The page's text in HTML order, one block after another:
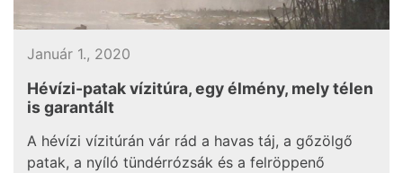
Január 1., 2020
Hévízi-patak vízitúra, egy élmény, mely télen
is garantált
A hévízi vízitúrán vár rád a havas táj, a gőzölgő
patak, a nyíló tündérrózsák és a felröppenő